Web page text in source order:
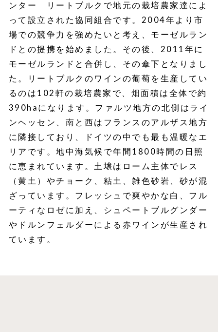
ンター リートブルクで地元の栽培農家達によ
って設立された協同組合です。2004年より市
場での競争力を強めたいと考え、モーゼルラン
ドとの提携を始めました。その後、2011年に
モーゼルランドと合併し、その傘下となりまし
た。リートブルクのワインの葡萄を生産してい
るのは102軒の栽培農家で、畑面積は全体で約
390haになります。ファルツ地方の北側はライ
ンヘッセン、南と西はフランスのアルザス地方
に隣接しており、ドイツの中でも最も温暖なエ
リアです。地中海気候で年間1800時間の日照
に恵まれています。土壌はローム主体でレス
（黄土）やチョーク、粘土、雑色砂岩、砂が混
ざっています。フレッシュで爽やかな白、フル
ーティなロゼに加え、シュペートブルグンダー
やドルンフェルダーによる赤ワインが生産され
ています。